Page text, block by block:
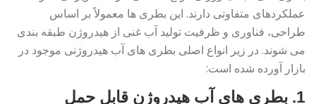
عملکردهای متفاوتی دارند. این بطری ها معمولاً بر اساس
طراحی، فناوری و ظرفیت تولید آب غنی از هیدروژن طبقه بندی
می شوند. در زیر انواع اصلی بطری های آب هیدروژنی موجود در
بازار آورده شده است:
1. بطری های آب هیدروژن قابل حمل